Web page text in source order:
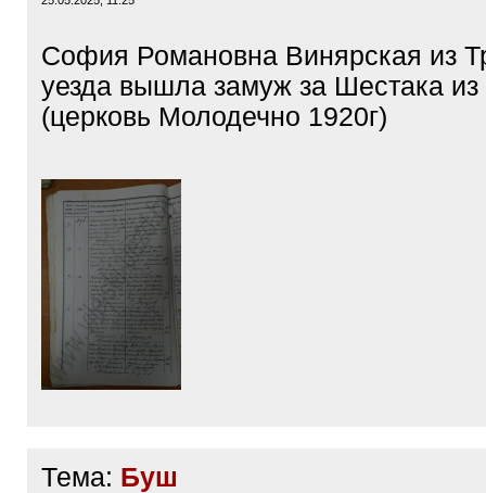
София Романовна Винярская из
уезда вышла замуж за Шестака
(церковь Молодечно 1920г)
Тема: Буш